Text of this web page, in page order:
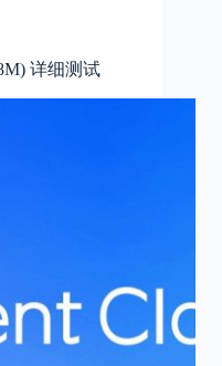
详细测试